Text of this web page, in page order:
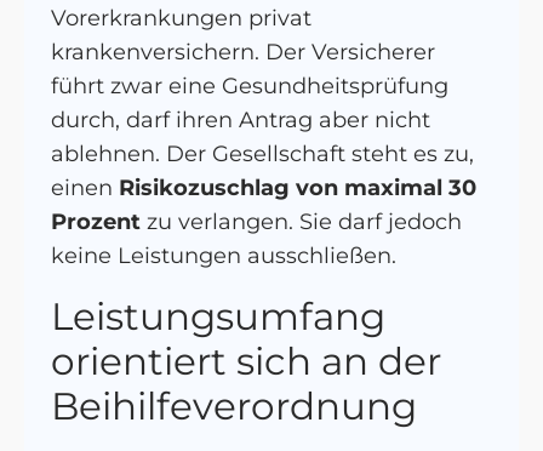
Vorerkrankungen privat
krankenversichern. Der Versicherer
führt zwar eine Gesundheitsprüfung
durch, darf ihren Antrag aber nicht
ablehnen. Der Gesellschaft steht es zu,
einen Risikozuschlag von maximal 30
Prozent zu verlangen. Sie darf jedoch
keine Leistungen ausschließen.
Leistungsumfang
orientiert sich an der
Beihilfeverordnung